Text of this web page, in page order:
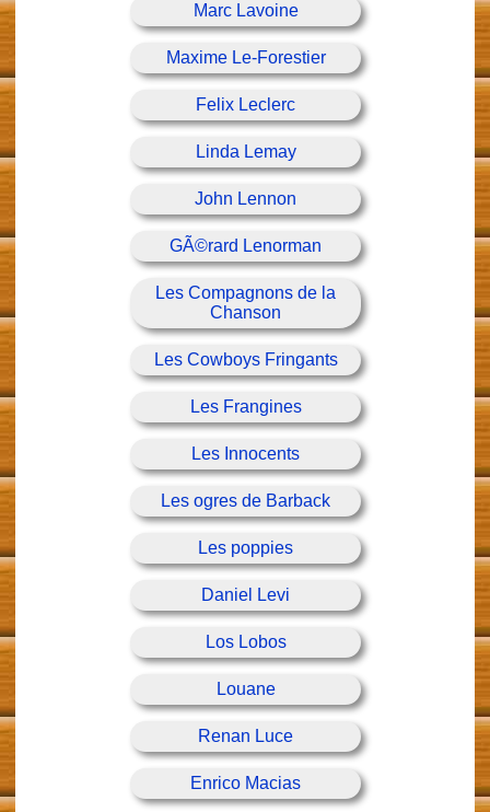
Marc Lavoine
Maxime Le-Forestier
Felix Leclerc
Linda Lemay
John Lennon
GÃ©rard Lenorman
Les Compagnons de la
Chanson
Les Cowboys Fringants
Les Frangines
Les Innocents
Les ogres de Barback
Les poppies
Daniel Levi
Los Lobos
Louane
Renan Luce
Enrico Macias